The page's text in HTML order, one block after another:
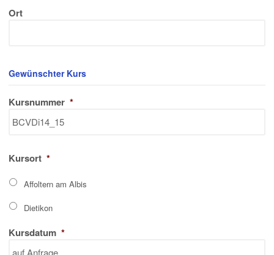
Ort
Gewünschter Kurs
Kursnummer *
Kursort *
Affoltern am Albis
Dietikon
Kursdatum *